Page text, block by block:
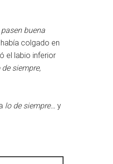
buena
colgado en
el labio inferior
siempre,
lo de siempre… y